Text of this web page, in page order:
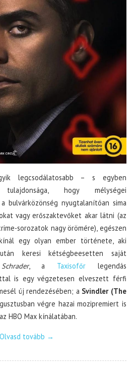
legcsodálatosabb – s egyben
hogy mélységei
bulvárközönség nyugtalanítóan sima
vagy erőszaktevőket akar látni (az
sorozatok nagy örömére), egészen
egy olyan ember története, aki
keresi kétségbeesetten saját
, a Taxisofőrlegendás
is egy végzetesen elveszett férfi
új rendezésében; a Svindler (The
végre hazai mozipremiert is
HBO Max kínálatában.
Olvasd tovább →